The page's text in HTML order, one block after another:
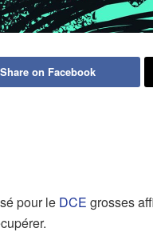
Share on Facebook
pour le DCE grosses